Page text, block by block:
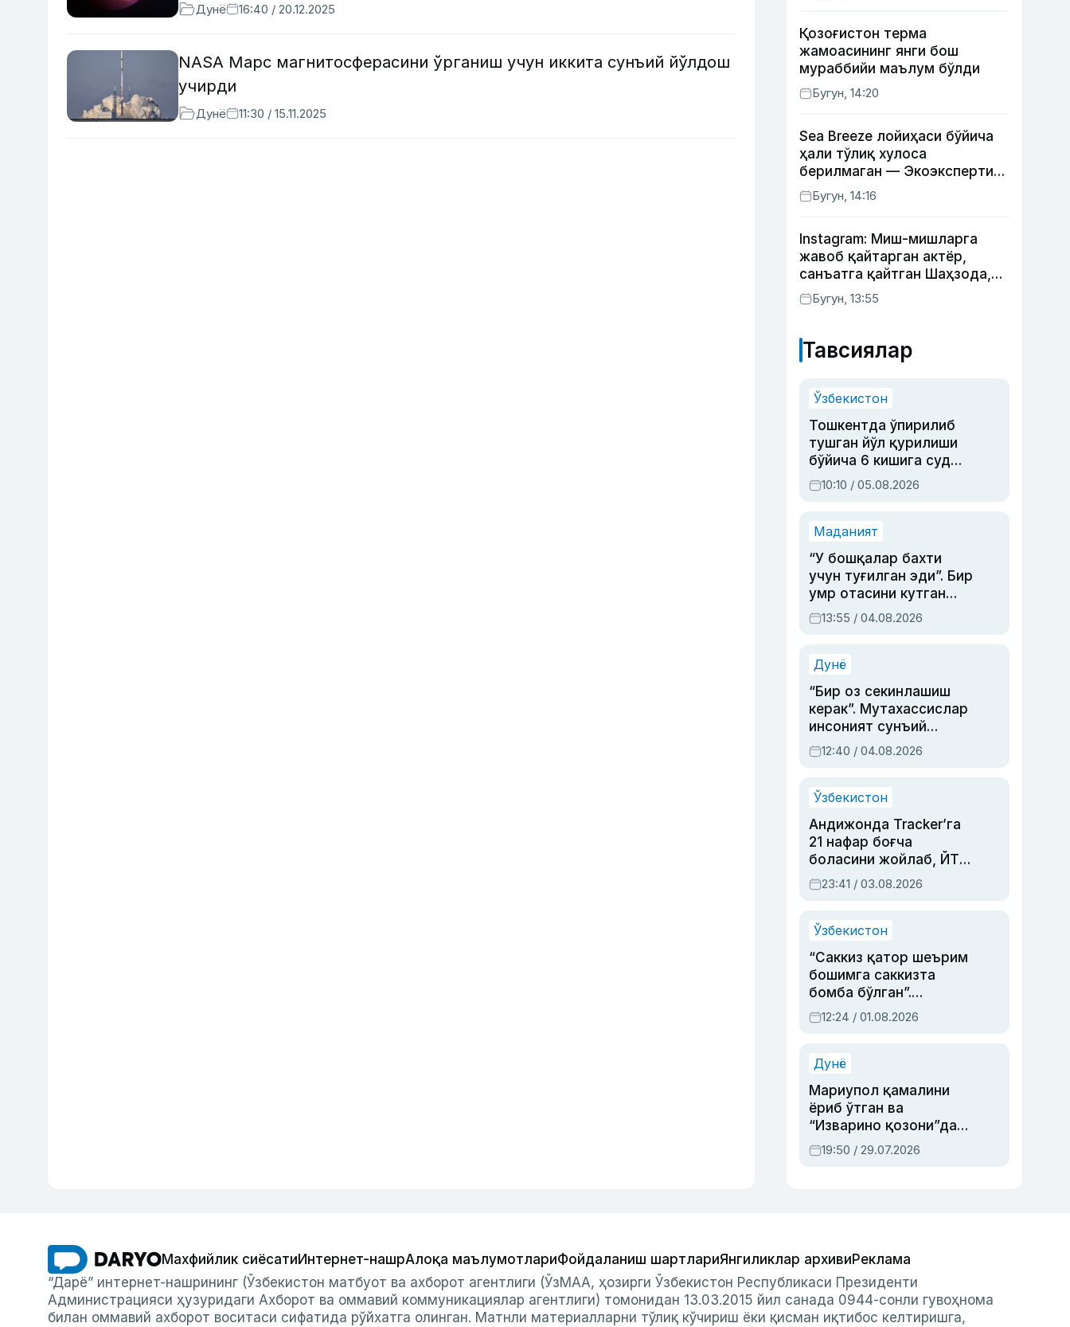
Дунё 16:40 / 20.12.2025
NASA Марс магнитосферасини ўрганиш учун иккита сунъий йўлдош
учирди
Дунё 11:30 / 15.11.2025
Қозоғистон терма
жамоасининг янги бош
мураббийи маълум бўлди
Бугун, 14:20
Sea Breeze лойиҳаси бўйича
ҳали тўлиқ хулоса
берилмаган — Экоэкспертиза
маркази
Бугун, 14:16
Instagram: Миш-мишларга
жавоб қайтарган актёр,
санъатга қайтган Шаҳзода,
йўлга асфалт ётқизган
Жаҳонгир Отажонов
Бугун, 13:55
Тавсиялар
Ўзбекистон
Тошкентда ўпирилиб
тушган йўл қурилиши
бўйича 6 кишига суд
ҳукми ўқилди
10:10 / 05.08.2026
Маданият
“У бошқалар бахти
учун туғилган эди”. Бир
умр отасини кутган
актриса ва дубльяж
устаси Римма
синовларга тўла ҳаёти
13:55 / 04.08.2026
Дунё
“Бир оз секинлашиш
керак”. Мутахассислар
инсоният сунъий
интеллектни бошқара
олмай қолишидан
12:40 / 04.08.2026
Ўзбекистон
Андижонда Tracker’га
21 нафар боғча
боласини жойлаб, ЙТҲ
содир этган аёлга суд
ҳукми ўқилди
23:41 / 03.08.2026
Ўзбекистон
“Саккиз қатор шеърим
бошимга саккизта
бомба бўлган”.
Абдулла Ориповни
сиёсий айбловлардан
12:24 / 01.08.2026
Дунё
Мариупол қамалини
ёриб ўтган ва
“Изварино қозони”дан
чиққан қаҳрамон —
Украина армияси бош
19:50 / 29.07.2026
Махфийлик сиёсатиИнтернет-нашрАлоқа маълумотлариФойдаланиш шартлариЯнгиликлар архивиРеклама
“Дарё” интернет-нашрининг (Ўзбекистон матбуот ва ахборот агентлиги (ЎзМАА, ҳозирги Ўзбекистон Республикаси Президенти
Администрацияси ҳузуридаги Ахборот ва оммавий коммуникациялар агентлиги) томонидан 13.03.2015 йил санада 0944-сонли гувоҳнома
билан оммавий ахборот воситаси сифатида рўйхатга олинган. Матнли материалларни тўлиқ кўчириш ёки қисман иқтибос келтиришга,